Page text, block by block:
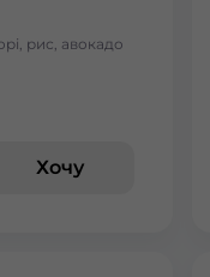
рис, авокадо
Хочу